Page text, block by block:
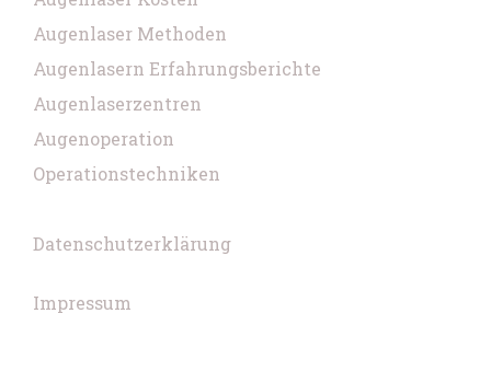
Augenlaser Methoden
Augenlasern Erfahrungsberichte
Augenlaserzentren
Augenoperation
Operationstechniken
Datenschutzerklärung
Impressum